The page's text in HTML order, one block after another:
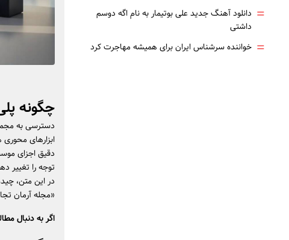
چگونه
دسترسی به
ابزارهای
دقیق اجزای
توجه را تغییر
در این متن،
«مجله آرمان
اگر به دنبال
= دانلود آهنگ جدید علی بوتیمار به نام اگه دوسم
داشتی
= خواننده سرشناس ایران برای همیشه مهاجرت کرد